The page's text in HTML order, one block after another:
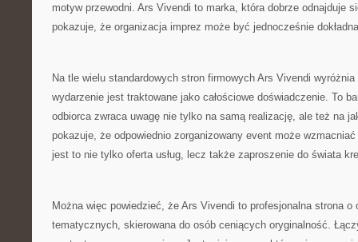
motyw przewodni. Ars Vivendi to marka, która dobrze odnajduje
pokazuje, że organizacja imprez może być jednocześnie
Na tle wielu standardowych stron firmowych Ars Vivendi
wydarzenie jest traktowane jako całościowe doświadczenie. To
odbiorca zwraca uwagę nie tylko na samą realizację, ale też na
pokazuje, że odpowiednio zorganizowany event może
jest to nie tylko oferta usług, lecz także zaproszenie do świata
Można więc powiedzieć, że Ars Vivendi to profesjonalna strona o
tematycznych, skierowana do osób ceniących oryginalność.